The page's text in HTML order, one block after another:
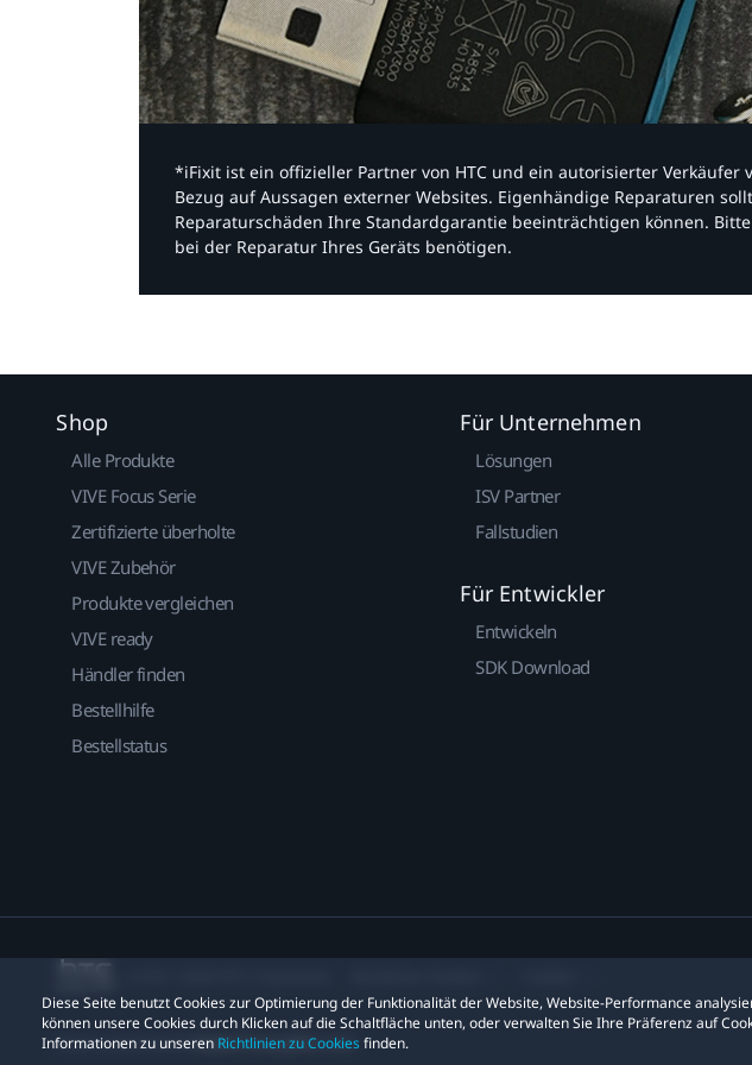
*iFixit ist ein offizieller Partner von HTC und ein autorisierter
Bezug auf Aussagen externer Websites. Eigenhändige Reparaturen
Reparaturschäden Ihre Standardgarantie beeinträchtigen können.
bei der Reparatur Ihres Geräts benötigen.​
Diese Seite benutzt Cookies zur Optimierung der Funktionalität der Website, Website-Performance
können unsere Cookies durch Klicken auf die Schaltfläche unten, oder verwalten Sie Ihre Präferenz auf
Informationen zu unseren Richtlinien zu Cookiesfinden.
Shop
Alle Produkte
VIVE Focus Serie
Zertifizierte überholte
VIVE Zubehör
Produkte vergleichen
VIVE ready
Händler finden
Bestellhilfe
Bestellstatus
Für Unternehmen
Lösungen
ISV Partner
Fallstudien
Für Entwickler
Entwickeln
SDK Download
Datenschutzkontakt:Global-Privacy@htc.com